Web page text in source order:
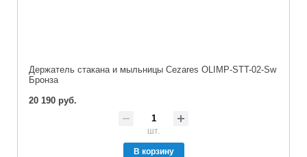
Держатель стакана и мыльницы Cezares OLIMP-STT-02-Sw
Бронза
20 190 руб.
шт.
В корзину